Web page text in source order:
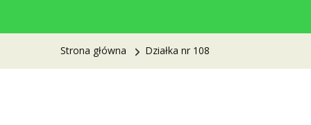
Strona główna Działka nr 108